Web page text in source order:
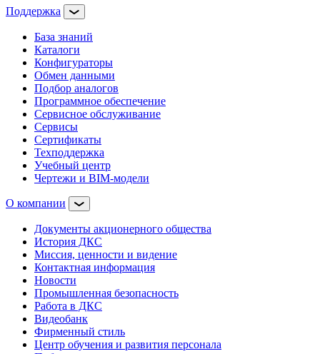
Поддержка
База знаний
Каталоги
Конфигураторы
Обмен данными
Подбор аналогов
Программное обеспечение
Сервисное обслуживание
Сервисы
Сертификаты
Техподдержка
Учебный центр
Чертежи и BIM-модели
О компании
Документы акционерного общества
История ДКС
Миссия, ценности и видение
Контактная информация
Новости
Промышленная безопасность
Работа в ДКС
Видеобанк
Фирменный стиль
Центр обучения и развития персонала